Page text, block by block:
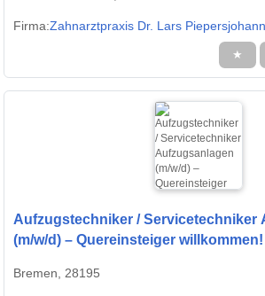
Firma:Zahnarztpraxis Dr. Lars
★
Aufzugstechniker / Servicetechniker
(m/w/d) – Quereinsteiger willkommen!
Bremen, 28195